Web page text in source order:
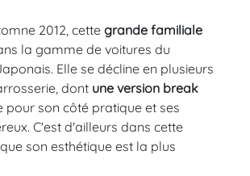
2012, cette grande familiale
la gamme de voitures du
Elle se décline en plusieurs
dont une version break
pour son côté pratique et ses
C'est d'ailleurs dans cette
son esthétique est la plus